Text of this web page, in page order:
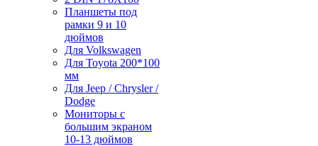
Планшеты под
рамки 9 и 10
дюймов
Для Volkswagen
Для Toyota 200*100
мм
Для Jeep / Chrysler /
Dodge
Мониторы с
большим экраном
10-13 дюймов